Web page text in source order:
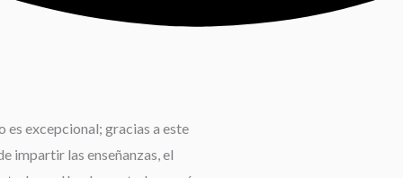
es excepcional; gracias a este
impartir las enseñanzas, el